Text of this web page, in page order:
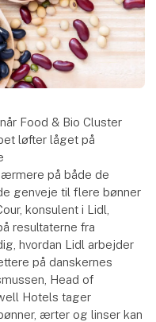
Food & Bio Cluster
løfter låget på
på både de
genveje til flere bønner
konsulent i Lidl,
resultaterne fra
hvordan Lidl arbejder
på danskernes
Head of
Hotels tager
ærter og linser kan